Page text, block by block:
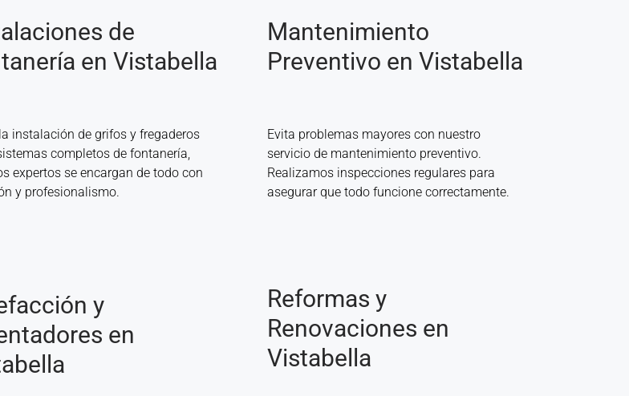
de
en Vistabella
instalación de grifos y fregaderos
completos de fontanería,
expertos se encargan de todo con
y profesionalismo.
Mantenimiento
Preventivo en Vistabella
Evita problemas mayores con nuestro
servicio de mantenimiento preventivo.
Realizamos inspecciones regulares para
asegurar que todo funcione correctamente.
y
en
Reformas y
Renovaciones en
Vistabella